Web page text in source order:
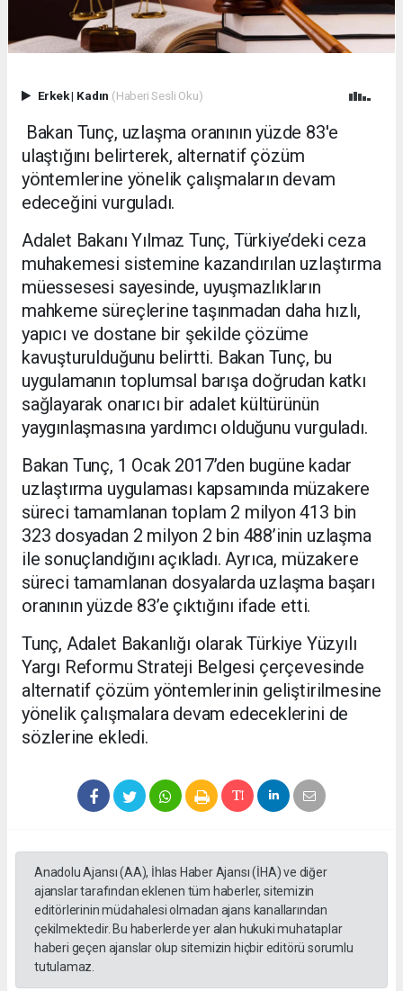
Erkek| Kadın (Haberi Sesli Oku)
Bakan Tunç, uzlaşma oranının yüzde 83'e
ulaştığını belirterek, alternatif çözüm
yöntemlerine yönelik çalışmaların devam
edeceğini vurguladı.
Adalet Bakanı Yılmaz Tunç, Türkiye’deki ceza
muhakemesi sistemine kazandırılan uzlaştırma
müessesesi sayesinde, uyuşmazlıkların
mahkeme süreçlerine taşınmadan daha hızlı,
yapıcı ve dostane bir şekilde çözüme
kavuşturulduğunu belirtti. Bakan Tunç, bu
uygulamanın toplumsal barışa doğrudan katkı
sağlayarak onarıcı bir adalet kültürünün
yaygınlaşmasına yardımcı olduğunu vurguladı.
Bakan Tunç, 1 Ocak 2017’den bugüne kadar
uzlaştırma uygulaması kapsamında müzakere
süreci tamamlanan toplam 2 milyon 413 bin
323 dosyadan 2 milyon 2 bin 488’inin uzlaşma
ile sonuçlandığını açıkladı. Ayrıca, müzakere
süreci tamamlanan dosyalarda uzlaşma başarı
oranının yüzde 83’e çıktığını ifade etti.
Tunç, Adalet Bakanlığı olarak Türkiye Yüzyılı
Yargı Reformu Strateji Belgesi çerçevesinde
alternatif çözüm yöntemlerinin geliştirilmesine
yönelik çalışmalara devam edeceklerini de
sözlerine ekledi.
Anadolu Ajansı (AA), İhlas Haber Ajansı (İHA) ve diğer
ajanslar tarafından eklenen tüm haberler, sitemizin
editörlerinin müdahalesi olmadan ajans kanallarından
çekilmektedir. Bu haberlerde yer alan hukuki muhataplar
haberi geçen ajanslar olup sitemizin hiçbir editörü sorumlu
tutulamaz.